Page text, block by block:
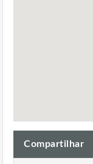
Compartilhar